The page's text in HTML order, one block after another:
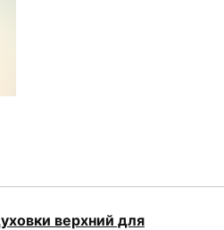
верхний для